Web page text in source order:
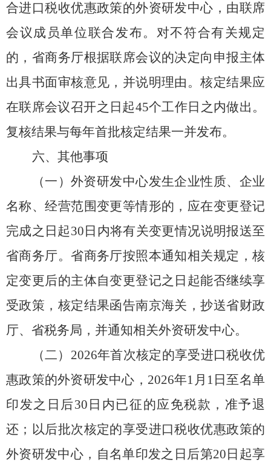
合进口税收优惠政策的外资研发中心，由联席
会议成员单位联合发布。对不符合有关规定
的，省商务厅根据联席会议的决定向申报主体
出具书面审核意见，并说明理由。核定结果应
在联席会议召开之日起45个工作日之内做出。
复核结果与每年首批核定结果一并发布。
六、其他事项
（一）外资研发中心发生企业性质、企业
名称、经营范围变更等情形的，应在变更登记
完成之日起30 日内将有关变更情况说明报送至
省商务厅。省商务厅按照本通知相关规定，核
定变更后的主体自变更登记之日起能否继续享
受政策，核定结果函告南京海关，抄送省财政
厅、省税务局 ，并通知相关外资研发中心。
（二） 2026年首次核定的享受进口税收优
惠政策的外资研发中心， 2026年1 月 1 日至名单
印发之日后30 日内已征的应免税款，准予退
还；以后批次核定的享受进口税收优惠政策的
外资研发中心，自名单印发之日后第20 日起享